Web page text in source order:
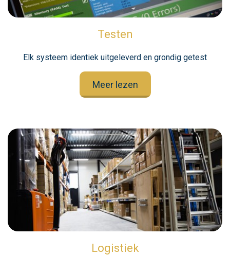
Testen
Elk systeem identiek uitgeleverd en grondig getest
Meer lezen
Logistiek